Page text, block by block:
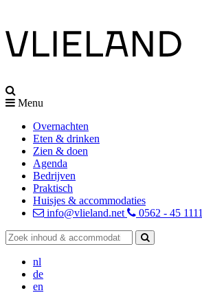
Menu
Overnachten
Eten & drinken
Zien & doen
Agenda
Bedrijven
Praktisch
Huisjes & accommodaties
info@vlieland.net
0562 - 45 1111
nl
de
en